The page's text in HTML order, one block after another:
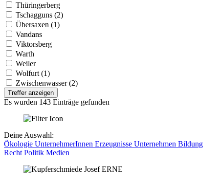
Thüringerberg
Tschagguns (2)
Übersaxen (1)
Vandans
Viktorsberg
Warth
Weiler
Wolfurt (1)
Zwischenwasser (2)
Treffer anzeigen
Es wurden 143 Einträge gefunden
Deine Auswahl:
Ökologie UnternehmerInnen Erzeugnisse Unternehmen Bildung
Recht Politik Medien